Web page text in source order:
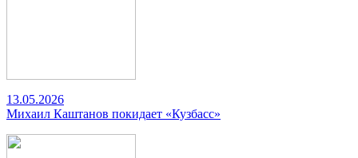
13.05.2026
Михаил Каштанов покидает «Кузбасс»